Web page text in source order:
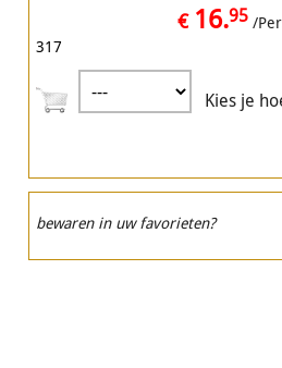
€ 16.95 /
317
Kies je
bewaren in uw favorieten?